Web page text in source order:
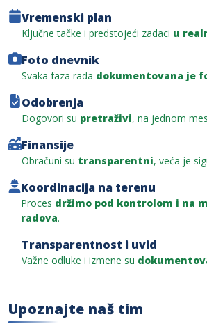
Vremenski plan
Ključne tačke i predstojeći zadaci u
Foto dnevnik
Svaka faza rada dokumentovana je
Odobrenja
Dogovori su pretraživi, na jednom
Finansije
Obračuni su transparentni, veća je
Koordinacija na terenu
Proces držimo pod kontrolom i na
radova.
Transparentnost i uvid
Važne odluke i izmene su
Upoznajte naš tim